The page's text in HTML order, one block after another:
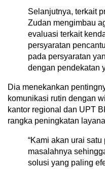
Selanjutnya, terkait
Zudan mengimbau
evaluasi terkait
persyaratan
pada persyaratan
dengan pendekatan
Dia menekankan
komunikasi rutin dengan
kantor regional dan UPT
rangka peningkatan
“Kami akan urai
masalahnya
solusi yang paling